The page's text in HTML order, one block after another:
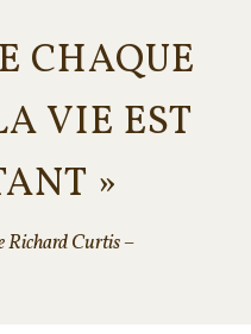
CHAQUE
VIE EST
»
Richard Curtis –